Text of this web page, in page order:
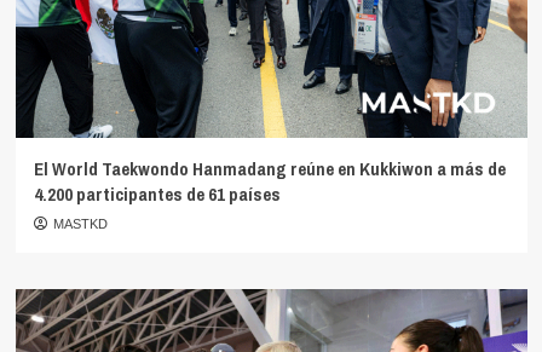
El World Taekwondo Hanmadang reúne en Kukkiwon a más de
4.200 participantes de 61 países
MASTKD